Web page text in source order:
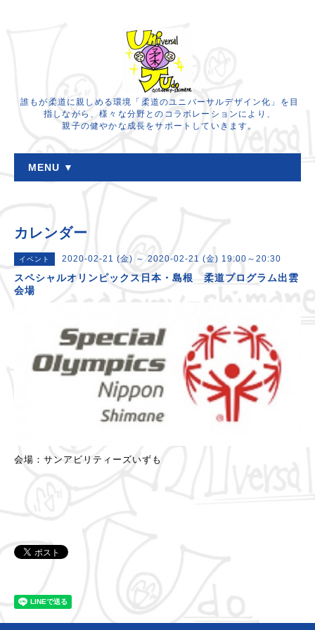
誰もが柔道に親しめる環境「柔道のユニバーサルデザイン化」を目
指しながら、様々な分野とのコラボレーションにより、
親子の健やかな成長をサポートしていきます。
MENU ▼
カレンダー
イベント 2020-02-21 (金) ～ 2020-02-21 (金) 19:00～20:30
スペシャルオリンピックス日本・島根 柔道プログラム出雲
会場
会場：サンアビリティーズいずも